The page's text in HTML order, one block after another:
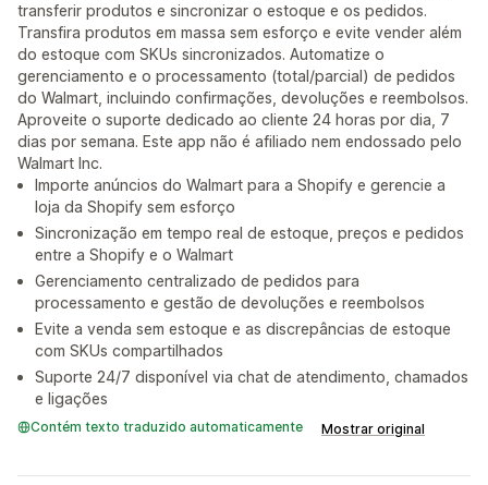
transferir produtos e sincronizar o estoque e os pedidos.
Transfira produtos em massa sem esforço e evite vender além
do estoque com SKUs sincronizados. Automatize o
gerenciamento e o processamento (total/parcial) de pedidos
do Walmart, incluindo confirmações, devoluções e reembolsos.
Aproveite o suporte dedicado ao cliente 24 horas por dia, 7
dias por semana. Este app não é afiliado nem endossado pelo
Walmart Inc.
Importe anúncios do Walmart para a Shopify e gerencie a
loja da Shopify sem esforço
Sincronização em tempo real de estoque, preços e pedidos
entre a Shopify e o Walmart
Gerenciamento centralizado de pedidos para
processamento e gestão de devoluções e reembolsos
Evite a venda sem estoque e as discrepâncias de estoque
com SKUs compartilhados
Suporte 24/7 disponível via chat de atendimento, chamados
e ligações
Contém texto traduzido automaticamente Mostrar original